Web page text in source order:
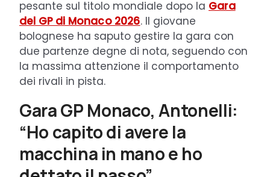
pesante sul titolo mondiale dopo la Gara
del GP di Monaco 2026. Il giovane
bolognese ha saputo gestire la gara con
due partenze degne di nota, seguendo con
la massima attenzione il comportamento
dei rivali in pista.
Gara GP Monaco, Antonelli:
“Ho capito di avere la
macchina in mano e ho